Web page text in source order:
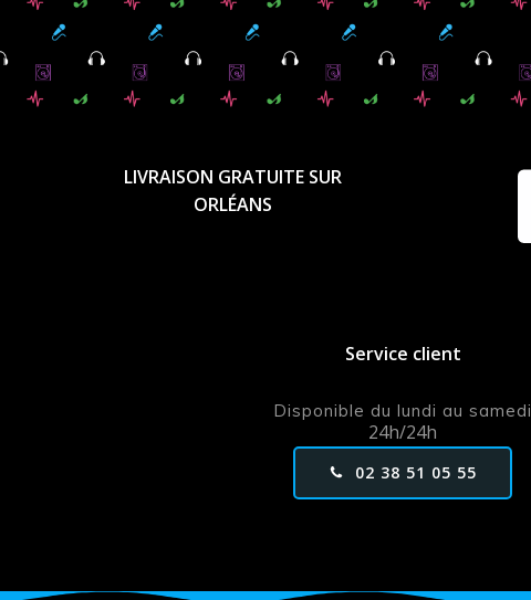
LIVRAISON GRATUITE SUR
ORLÉANS
Service client
Disponible du lundi au samedi
24h/24h
02 38 51 05 55